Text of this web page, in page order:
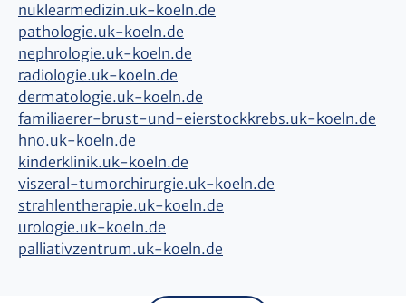
nuklearmedizin.uk-koeln.de
pathologie.uk-koeln.de
nephrologie.uk-koeln.de
radiologie.uk-koeln.de
dermatologie.uk-koeln.de
familiaerer-brust-und-eierstockkrebs.uk-koeln.de
hno.uk-koeln.de
kinderklinik.uk-koeln.de
viszeral-tumorchirurgie.uk-koeln.de
strahlentherapie.uk-koeln.de
urologie.uk-koeln.de
palliativzentrum.uk-koeln.de